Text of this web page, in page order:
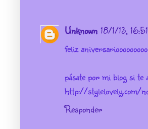
Unknown 18/1/13, 16:51
feliz
pásate por mi blog si te
http://stylelovely.com/
Responder